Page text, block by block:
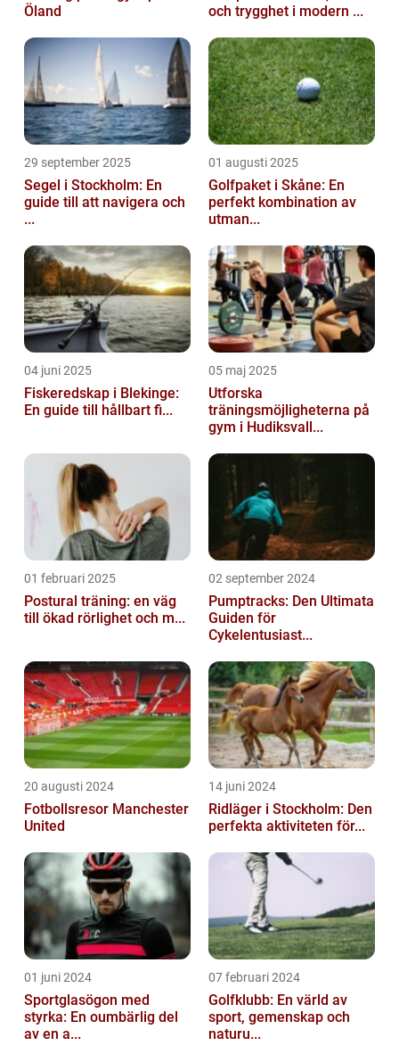
Öland
och trygghet i modern ...
29 september 2025
Segel i Stockholm: En
guide till att navigera och
...
01 augusti 2025
Golfpaket i Skåne: En
perfekt kombination av
utman...
04 juni 2025
Fiskeredskap i Blekinge:
En guide till hållbart fi...
05 maj 2025
Utforska
träningsmöjligheterna på
gym i Hudiksvall...
01 februari 2025
Postural träning: en väg
till ökad rörlighet och m...
02 september 2024
Pumptracks: Den Ultimata
Guiden för
Cykelentusiast...
20 augusti 2024
Fotbollsresor Manchester
United
14 juni 2024
Ridläger i Stockholm: Den
perfekta aktiviteten för...
01 juni 2024
Sportglasögon med
styrka: En oumbärlig del
av en a...
07 februari 2024
Golfklubb: En värld av
sport, gemenskap och
naturu...